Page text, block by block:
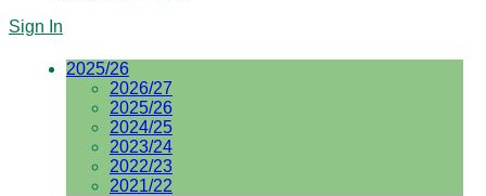
Sign In
2025/26
2026/27
2025/26
2024/25
2023/24
2022/23
2021/22